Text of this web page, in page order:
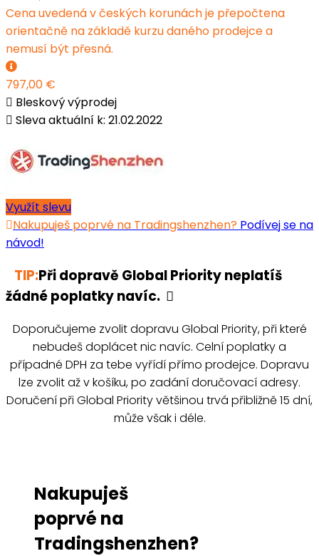
Cena uvedená v českých korunách je přepočtena
orientačně na základě kurzu daného prodejce a
nemusí být přesná.
797,00 €
Bleskový výprodej
Sleva aktuální k: 21.02.2022
Využít slevu
Nakupuješ poprvé na Tradingshenzhen? Podívej se na
návod!
TIP:Při dopravě Global Priority neplatíš
žádné poplatky navíc.
Doporučujeme zvolit dopravu Global Priority, při které
nebudeš doplácet nic navíc. Celní poplatky a
případné DPH za tebe vyřídí přímo prodejce. Dopravu
lze zvolit až v košíku, po zadání doručovací adresy.
Doručení při Global Priority většinou trvá přibližně 15 dní,
může však i déle.
Nakupuješ
poprvé na
Tradingshenzhen?